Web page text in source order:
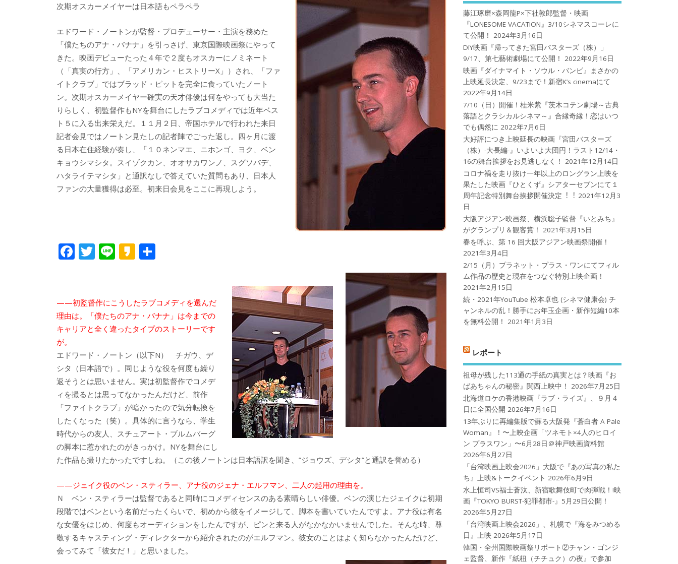
次期オスカーメイヤーは日本語もペラペラ
エドワード・ノートンが監督・プロデューサー・主演を務めた
「僕たちのアナ・バナナ」を引っさげ、東京国際映画祭にやって
きた。映画デビューたった４年で２度もオスカーにノミネート
（「真実の行方」、「アメリカン・ヒストリーX」）され、「ファ
イトクラブ」ではブラッド・ピットを完全に食っていたノート
ン。次期オスカーメイヤー確実の天才俳優は何をやっても大当た
りらしく、初監督作もNYを舞台にしたラブコメディでは近年ベス
ト５に入る出来栄えだ。１１月２日、帝国ホテルで行われた来日
記者会見ではノートン見たしの記者陣でごった返し。四ヶ月に渡
る日本在住経験が奏し、「１０ネンマエ、ニホンゴ、ヨク、ベン
キョウシマシタ。スイゾクカン、オオサカワンノ、スグソバデ、
ハタライテマシタ」と通訳なしで答えていた質問もあり、日本人
ファンの大量獲得は必至。初来日会見をここに再現しよう。
F
b
o
o
k
T
er
Li K
a
o
——初監督作にこうしたラブコメディを選んだ
理由は。「僕たちのアナ・バナナ」は今までの
キャリアと全く違ったタイプのストーリーです
が。
エドワード・ノートン（以下N） チガウ、デ
シタ（日本語で）。同じような役を何度も繰り
返そうとは思いません。実は初監督作でコメデ
ィを撮るとは思ってなかったんだけど、前作
「ファイトクラブ」が暗かったので気分転換を
したくなった（笑）。具体的に言うなら、学生
時代からの友人、スチュアート・ブルムバーグ
の脚本に惹かれたのがきっかけ。NYを舞台にし
た作品も撮りたかったですしね。（この後ノートンは日本語訳を聞き、”ジョウズ、デシタ”と通訳を誉める）
——ジェイク役のベン・スティラー、アナ役のジェナ・エルフマン、二人の起用の理由を。
Ｎ ベン・スティラーは監督であると同時にコメディセンスのある素晴らしい俳優。ベンの演じたジェイクは初期
段階ではベンという名前だったくらいで、初めから彼をイメージして、脚本を書いていたんですよ。アナ役は有名
な女優をはじめ、何度もオーディションをしたんですが、ピンと来る人がなかなかいませんでした。そんな時、尊
敬するキャスティング・ディレクターから紹介されたのがエルフマン。彼女のことはよく知らなかったんだけど、
会ってみて「彼女だ！」と思いました。
藤江琢磨×森岡龍P×下社敦郎監督・映画
『LONESOME VACATION』3/10シネマスコーレに
て公開！
2024年3月16日
DIY映画『帰ってきた宮田バスターズ（株）」
9/17、第七藝術劇場にて公開！
2022年9月16日
映画『ダイナマイト・ソウル・バンビ』まさかの
上映延長決定、9/23まで！新宿K’s cinemaにて
2022年9月14日
7/10（日）開催！桂米紫『茨木コテン劇場～古典
落語とクラシカルシネマ～』合縁奇縁！恋はいつ
でも偶然に 2022年7月6日
大好評につき上映延長の映画『宮田バスターズ
（株）-大長編-』いよいよ大団円！ラスト12/14・
16の舞台挨拶をお見逃しなく！
2021年12月14日
コロナ禍を⾛り抜け⼀年以上のロングラン上映を
果たした映画『ひとくず』シアターセブンにて１
周年記念特別舞台挨拶開催決定︕︕ 2021年12月3
日
大阪アジアン映画祭、横浜聡子監督『いとみち』
がグランプリ＆観客賞！
2021年3月15日
春を呼ぶ、第 16 回大阪アジアン映画祭開催！
2021年3月4日
2/15（月）プラネット・プラス・ワンにてフィル
ム作品の歴史と現在をつなぐ特別上映企画！
2021年2月15日
続・2021年YouTube 松本卓也 (シネマ健康会) チ
ャンネルの乱！勝手にお年玉企画・新作短編10本
を無料公開！
2021年1月3日
レポート
祖母が残した113通の手紙の真実とは？映画『お
ばあちゃんの秘密』関西上映中！
2026年7月25日
北海道ロケの香港映画『ラブ・ライズ』、９月４
日に全国公開 2026年7月16日
13年ぶりに再編集版で蘇る大阪発『蒼白者 A Pale
Woman』！〜上映企画「ツネモト×4人のヒロイ
ン プラスワン」〜6月28日＠神戸映画資料館
2026年6月27日
「台湾映画上映会2026」大阪で『あの写真の私た
ち』上映&トークイベント 2026年6月9日
水上恒司VS福士蒼汰、新宿歌舞伎町で肉弾戦！!映
画『TOKYO BURST-犯罪都市-』5月29日公開！
2026年5月27日
「台湾映画上映会2026」、札幌で『海をみつめる
日』上映 2026年5月17日
韓国・全州国際映画祭リポート②チャン・ゴンジ
ェ監督、新作『紙杻（チチュク）の夜』で参加